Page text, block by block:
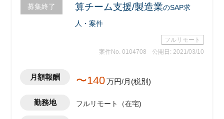
募集終了
算チーム支援/製造業のSAP求
人・案件
フルリモート
案件No. 0104708
公開日: 2021/03/10
月額報酬 〜140万円/月(税別)
勤務地 フルリモート（在宅)